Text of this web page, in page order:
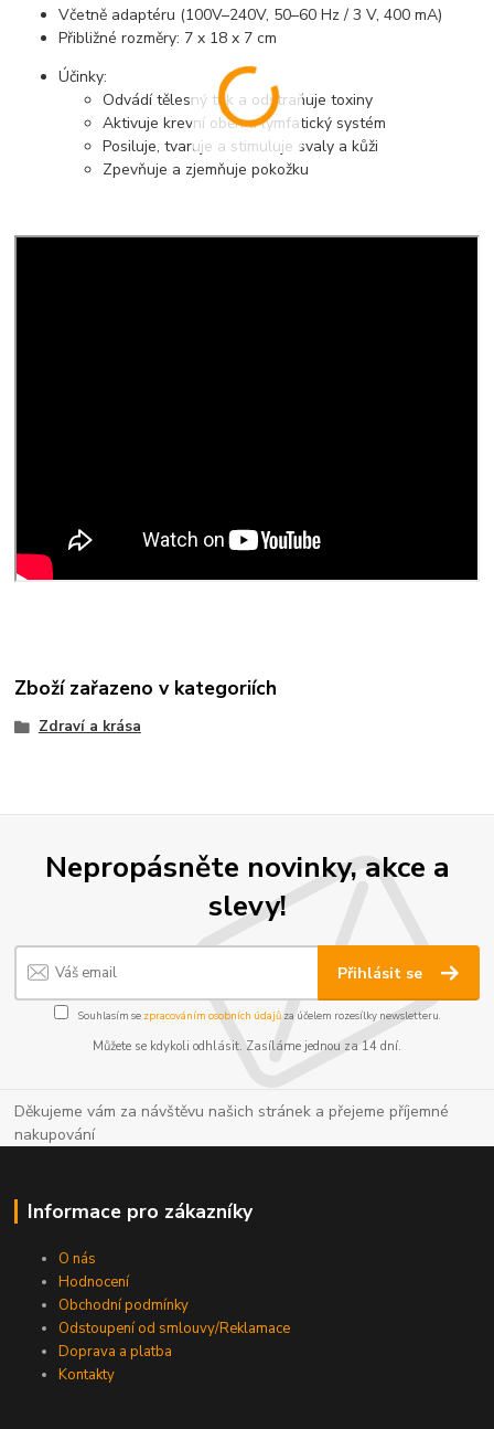
Včetně adaptéru (100V–240V, 50–60 Hz / 3 V, 400 mA)
Přibližné rozměry: 7 x 18 x 7 cm
Účinky:
Odvádí tělesný tuk a odstraňuje toxiny
Aktivuje krevní oběh a lymfatický systém
Posiluje, tvaruje a stimuluje svaly a kůži
Zpevňuje a zjemňuje pokožku
Zboží zařazeno v kategoriích
Zdraví a krása
Nepropásněte novinky, akce a
slevy!
Přihlásit se
Souhlasím se zpracováním osobních údajůza účelem rozesílky newsletteru.
Můžete se kdykoli odhlásit. Zasíláme jednou za 14 dní.
Děkujeme vám za návštěvu našich stránek a přejeme příjemné
nakupování
Informace pro zákazníky
O nás
Hodnocení
Obchodní podmínky
Odstoupení od smlouvy/Reklamace
Doprava a platba
Kontakty